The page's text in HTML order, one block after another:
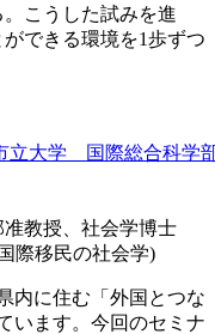
こうした試みを進
できる環境を1歩ずつ
教授、社会学博士
際移民の社会学)
内に住む「外国とつな
います。今回のセミナ